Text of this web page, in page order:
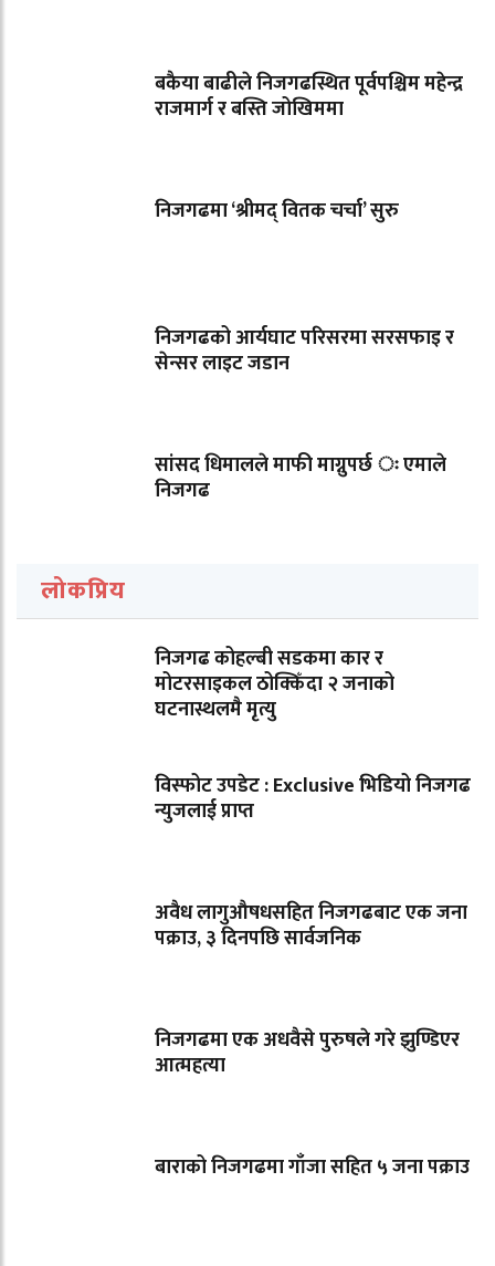
बकैया बाढीले निजगढस्थित पूर्वपश्चिम महेन्द्र
राजमार्ग र बस्ति जोखिममा
निजगढमा ‘श्रीमद् वितक चर्चा’ सुरु
निजगढको आर्यघाट परिसरमा सरसफाइ र
सेन्सर लाइट जडान
सांसद धिमालले माफी माग्नुपर्छ ः एमाले
निजगढ
लोकप्रिय
निजगढ कोहल्बी सडकमा कार र
मोटरसाइकल ठोक्किँदा २ जनाको
घटनास्थलमै मृत्यु
विस्फोट उपडेट : Exclusive भिडियो निजगढ
न्युजलाई प्राप्त
अवैध लागुऔषधसहित निजगढबाट एक जना
पक्राउ, ३ दिनपछि सार्वजनिक
निजगढमा एक अधवैसे पुरुषले गरे झुण्डिएर
आत्महत्या
बाराको निजगढमा गाँजा सहित ५ जना पक्राउ